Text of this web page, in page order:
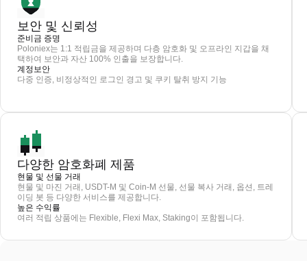
보안 및 신뢰성
준비금 증명
Poloniex는 1:1 적립금을 제공하며 다층 암호화 및 오프라인 지갑을 채
택하여 보안과 자산 100% 인출을 보장합니다.
계정보안
다중 인증, 비정상적인 로그인 경고 및 쿠키 탈취 방지 기능
다양한 암호화폐 제품
현물 및 선물 거래
현물 및 마진 거래, USDT-M 및 Coin-M 선물, 선물 복사 거래, 옵션, 트레
이딩 봇 등 다양한 서비스를 제공합니다.
높은 수익률
여러 적립 상품에는 Flexible, Flexi Max, Staking이 포함됩니다.